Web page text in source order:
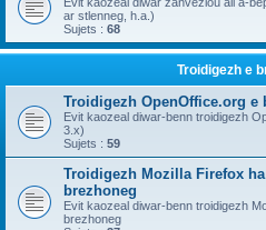
ar stlenneg, h.a.)
Sujets : 68
Troidigezh e
Troidigezh OpenOffice.org e
Evit kaozeal diwar-benn troidigezh
3.x)
Sujets : 59
Troidigezh Mozilla Firefox
brezhoneg
Evit kaozeal diwar-benn troidigezh
brezhoneg